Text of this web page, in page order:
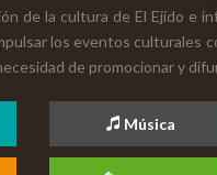
de la cultura de El Ejido e
los eventos culturales
de promocionar y
Música